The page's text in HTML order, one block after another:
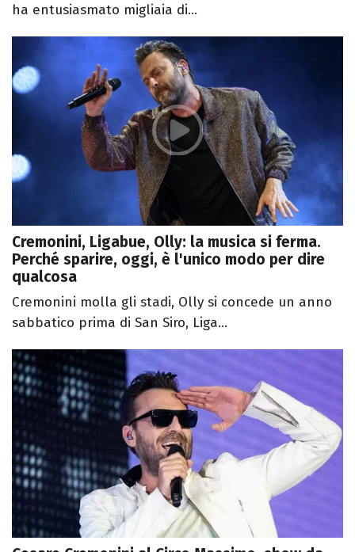
ha entusiasmato migliaia di...
Cremonini, Ligabue, Olly: la musica si ferma.
Perché sparire, oggi, è l'unico modo per dire
qualcosa
Cremonini molla gli stadi, Olly si concede un anno
sabbatico prima di San Siro, Liga...